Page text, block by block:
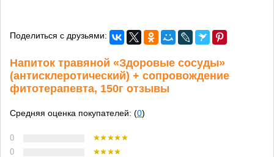
Поделиться с друзьями:
Напиток травяной «Здоровые сосуды»
(антисклеротический) + сопровождение
фитотерапевта, 150г отзывы
Средняя оценка покупателей: (0)
0
0